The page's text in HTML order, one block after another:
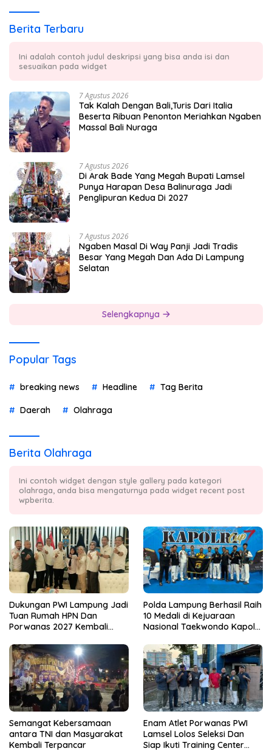
Berita Terbaru
Ini adalah contoh judul deskripsi yang bisa anda isi dan
sesuaikan pada widget
7 Agustus 2026
Tak Kalah Dengan Bali,Turis Dari Italia
Beserta Ribuan Penonton Meriahkan Ngaben
Massal Bali Nuraga
7 Agustus 2026
Di Arak Bade Yang Megah Bupati Lamsel
Punya Harapan Desa Balinuraga Jadi
Penglipuran Kedua Di 2027
7 Agustus 2026
Ngaben Masal Di Way Panji Jadi Tradis
Besar Yang Megah Dan Ada Di Lampung
Selatan
Selengkapnya
Popular Tags
breaking news Headline Tag Berita
Daerah Olahraga
Berita Olahraga
Ini contoh widget dengan style gallery pada kategori
olahraga, anda bisa mengaturnya pada widget recent post
wpberita.
Dukungan PWI Lampung Jadi
Tuan Rumah HPN Dan
Porwanas 2027 Kembali
Pol.Rudi Setiawan
Polda Lampung Berhasil Raih
10 Medali di Kejuaraan
Nasional Taekwondo Kapolri
Semangat Kebersamaan
antara TNI dan Masyarakat
Kembali Terpancar
Enam Atlet Porwanas PWI
Lamsel Lolos Seleksi Dan
Siap Ikuti Training Center